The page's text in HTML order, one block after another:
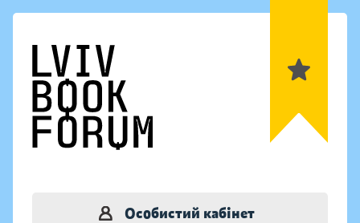
Особистий кабінет